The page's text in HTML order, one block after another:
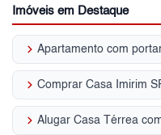
Imóveis em Destaque
keyboard_arrow_right
keyboard_arrow_right Comprar Casa Imirim
keyboard_arrow_right Alugar Casa Térrea